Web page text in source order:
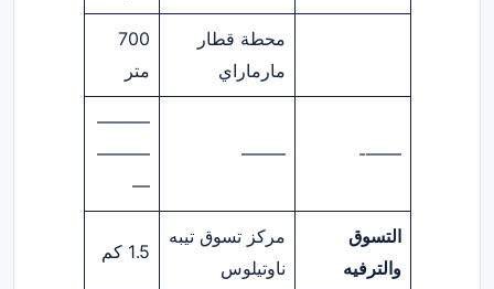
محطة قطار
مارماراي
700
متر
——-
——–
———
———
—
التسوق
والترفيه
مركز تسوق تيبه
ناوتيلوس
1.5 كم